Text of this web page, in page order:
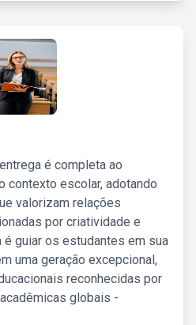
é completa ao
contexto escolar, adotando
valorizam relações
por criatividade e
é guiar os estudantes em sua
uma geração excepcional,
reconhecidas por
globais -